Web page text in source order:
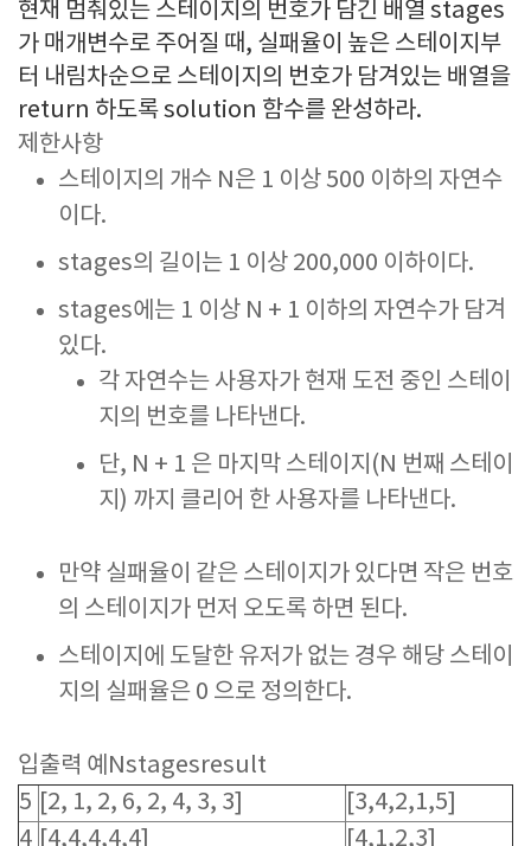
현재 멈춰있는 스테이지의 번호가 담긴 배열 stages
가 매개변수로 주어질 때, 실패율이 높은 스테이지부
터 내림차순으로 스테이지의 번호가 담겨있는 배열을
return 하도록 solution 함수를 완성하라.
제한사항
스테이지의 개수 N은 1 이상 500 이하의 자연수
이다.
stages의 길이는 1 이상 200,000 이하이다.
stages에는 1 이상 N + 1 이하의 자연수가 담겨
있다.
각 자연수는 사용자가 현재 도전 중인 스테이
지의 번호를 나타낸다.
단, N + 1 은 마지막 스테이지(N 번째 스테이
지) 까지 클리어 한 사용자를 나타낸다.
만약 실패율이 같은 스테이지가 있다면 작은 번호
의 스테이지가 먼저 오도록 하면 된다.
스테이지에 도달한 유저가 없는 경우 해당 스테이
지의 실패율은 0 으로 정의한다.
입출력 예Nstagesresult
5 [2, 1, 2, 6, 2, 4, 3, 3]
[3,4,2,1,5]
4 [4,4,4,4,4] [4,1,2,3]